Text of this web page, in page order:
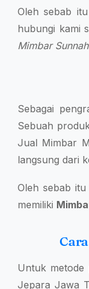
Oleh sebab
hubungi kami
Mimbar Sunnah
Sebagai
Sebuah
Jual Mimbar
langsung dari
Oleh sebab
memiliki
Untuk metode
Jepara Jawa